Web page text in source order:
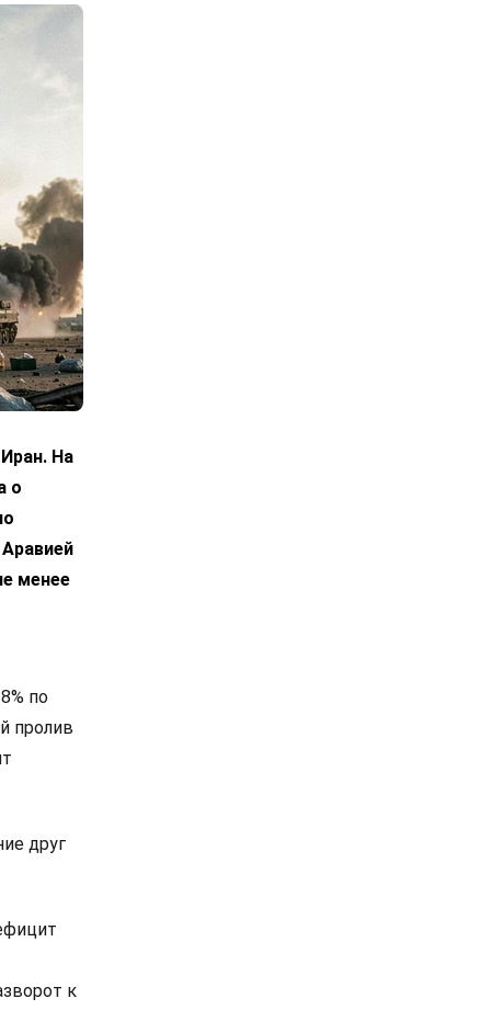
На
о
менее
по
пролив
друг
к